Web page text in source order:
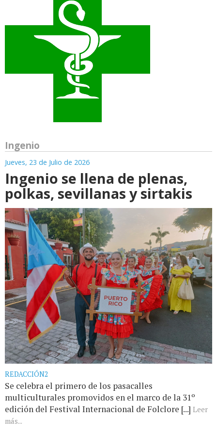
Ingenio
Jueves, 23 de Julio de 2026
Ingenio se llena de plenas,
polkas, sevillanas y sirtakis
REDACCIÓN2
Se celebra el primero de los pasacalles
multiculturales promovidos en el marco de la 31º
edición del Festival Internacional de Folclore [...] Leer
más...